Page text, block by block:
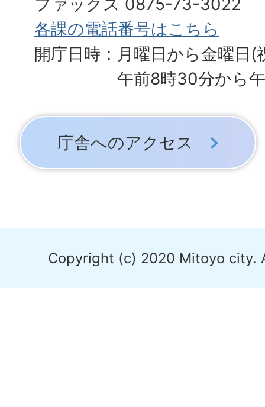
ファックス 0875-73-3022
各課の電話番号はこちら
開庁日時：月曜日から金曜日(
午前8時30分から
庁舎へのアクセス
Copyright (c) 2020 Mitoyo city.